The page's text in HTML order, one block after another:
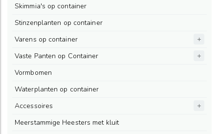
Skimmia's op container
Stinzenplanten op container
Varens op container
Vaste Panten op Container
Vormbomen
Waterplanten op container
Accessoires
Meerstammige Heesters met kluit